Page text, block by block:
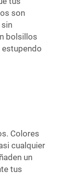
son
bolsillos
Colores
cualquier
un
tus